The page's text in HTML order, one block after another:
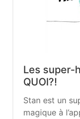
Les super-
QUOI?!
Stan est un
magique à